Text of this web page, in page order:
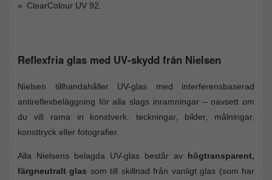
ClearColour UV 92.
Reflexfria glas med UV-skydd från Nielsen
Nielsen tillhandahåller UV-glas med interferensbaserad
antireflexbeläggning för alla slags inramningar – oavsett om
du vill rama in konstverk, teckningar, bilder, målningar,
konsttryck eller fotografier.
Alla Nielsens belagda UV-glas består av högtransparent,
färgneutralt glas som till skillnad från vanligt glas (som har